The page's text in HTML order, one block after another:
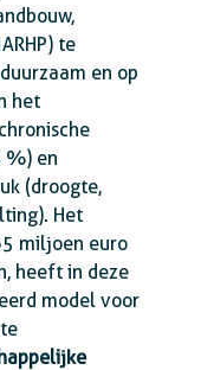
te
en op
het
%) en
(droogte,
Het
miljoen euro
heeft in deze
model voor